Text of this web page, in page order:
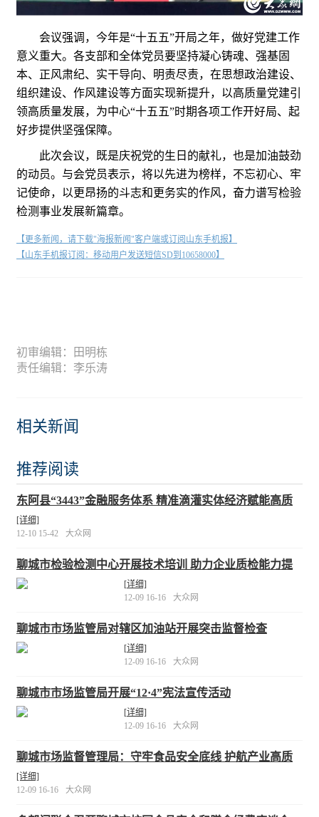
会议强调，今年是“十五五”开局之年，做好党建工作
意义重大。各支部和全体党员要坚持凝心铸魂、强基固
本、正风肃纪、实干导向、明责尽责，在思想政治建设、
组织建设、作风建设等方面实现新提升，以高质量党建引
领高质量发展，为中心“十五五”时期各项工作开好局、起
好步提供坚强保障。
此次会议，既是庆祝党的生日的献礼，也是加油鼓劲
的动员。与会党员表示，将以先进为榜样，不忘初心、牢
记使命，以更昂扬的斗志和更务实的作风，奋力谱写检验
检测事业发展新篇章。
【更多新闻，请下载"海报新闻"客户端或订阅山东手机报】
【山东手机报订阅：移动用户发送短信SD到10658000】
初审编辑：田明栋
责任编辑：李乐涛
相关新闻
推荐阅读
东阿县“3443”金融服务体系 精准滴灌实体经济赋能高质
量发展
[详细]
12-10 15-42
大众网
聊城市检验检测中心开展技术培训 助力企业质检能力提
升
[详细]
12-09 16-16
大众网
聊城市市场监管局对辖区加油站开展突击监督检查
[详细]
12-09 16-16
大众网
聊城市市场监管局开展“12·4”宪法宣传活动
[详细]
12-09 16-16
大众网
聊城市场监督管理局：守牢食品安全底线 护航产业高质
量发展
[详细]
12-09 16-16
大众网